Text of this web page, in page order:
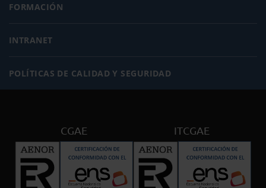
FORMACIÓN
INTRANET
POLÍTICAS DE CALIDAD Y SEGURIDAD
CGAE ITCGAE